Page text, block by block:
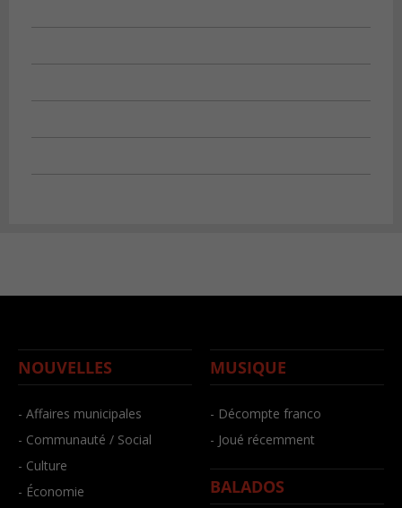
NOUVELLES
- Affaires municipales
- Communauté / Social
- Culture
- Économie
MUSIQUE
- Décompte franco
- Joué récemment
BALADOS